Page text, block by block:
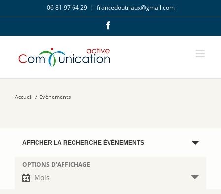
au
06 81 97 64 29 | francedoutriaux@gmail.com
Accueil / Évènements
et
de
vues
AFFICHER LA RECHERCHE ÉVÈNEMENTS
Navigation
de
OPTIONS D’AFFICHAGE
Mois